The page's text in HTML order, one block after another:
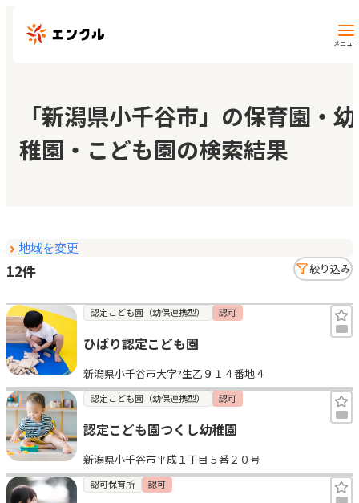
メニュー
保育園・幼稚園を探す
地図から探す
マイページ
お気に入り
見学日記
メッセージ
おすすめの園
「新潟県小千谷市」の保育園・幼
稚園・こども園の検索結果
地域を変更
12件 絞り込み
認定こども園（幼保連携型） 認可
ひばり認定こども園
新潟県小千谷市大字?生乙９１４番地４
認定こども園（幼保連携型） 認可
認定こども園つくし幼稚園
新潟県小千谷市平成１丁目５番２０号
認可保育所 認可